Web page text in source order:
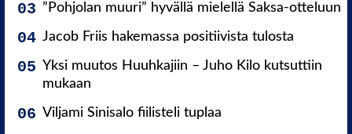
”Pohjolan muuri” hyvällä mielellä Saksa-otteluun
Jacob Friis hakemassa positiivista tulosta
Yksi muutos Huuhkajiin – Juho Kilo kutsuttiin
mukaan
Viljami Sinisalo fiilisteli tuplaa